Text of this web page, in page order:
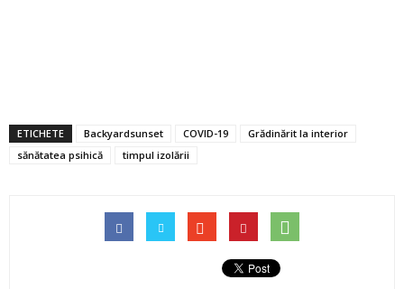
ETICHETE Backyardsunset COVID-19
Grădinărit la interior
sănătatea psihică
timpul izolării